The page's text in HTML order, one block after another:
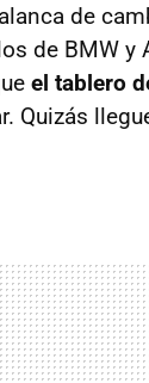
de
de BMW y
el tablero
Quizás